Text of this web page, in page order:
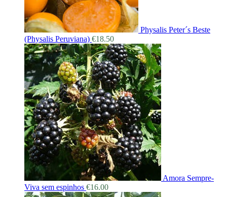
Physalis Peter´s Beste
(Physalis Peruviana) €18.50
Amora Sempre-
Viva sem espinhos €16.00